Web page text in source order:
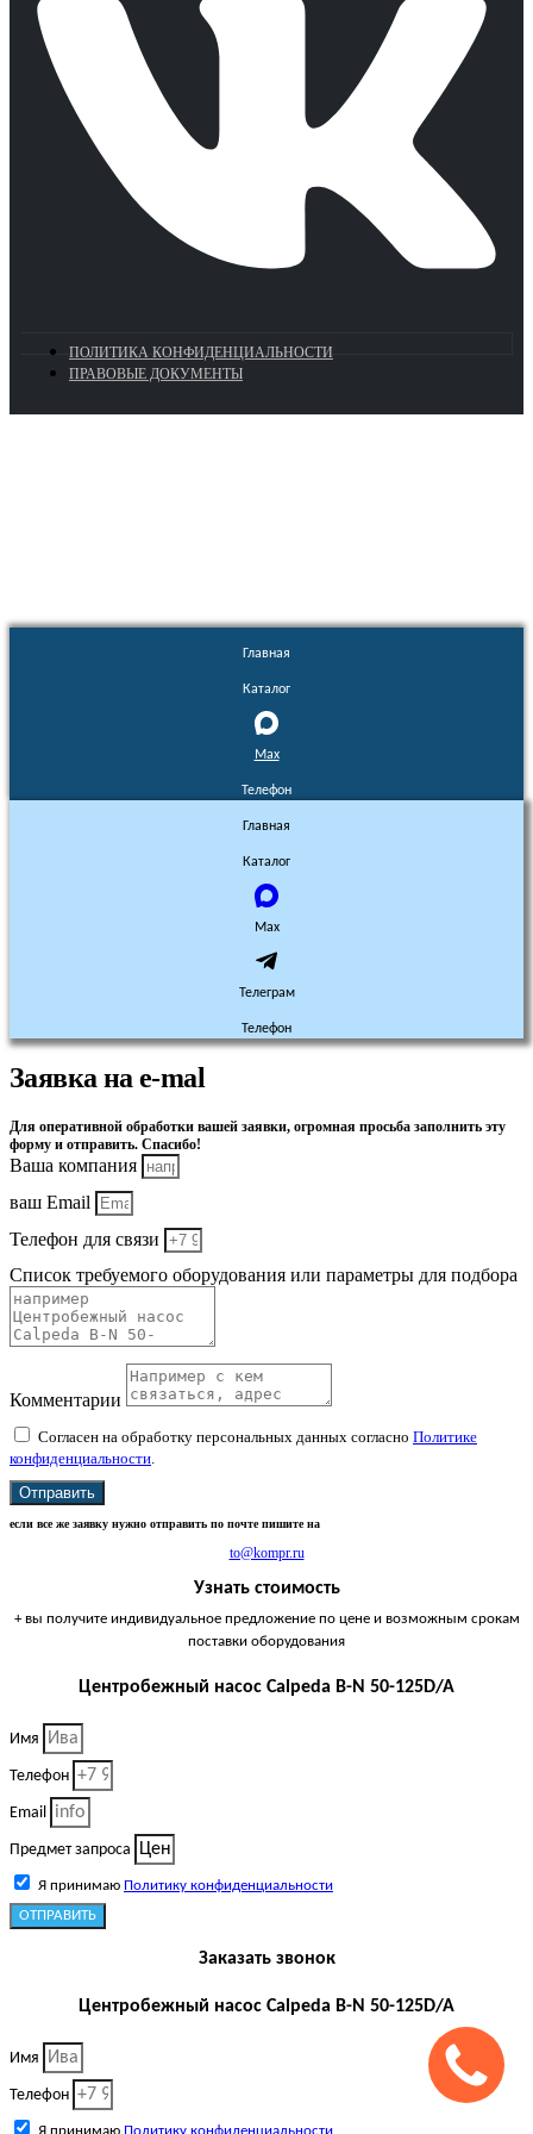
ПОЛИТИКА КОНФИДЕНЦИАЛЬНОСТИ
ПРАВОВЫЕ ДОКУМЕНТЫ
Главная
Каталог
Max
Телефон
Главная
Каталог
Max
Телеграм
Телефон
Заявка на e-mal
Для оперативной обработки вашей заявки, огромная просьба заполнить эту
форму и отправить. Спасибо!
Ваша компания
ваш Email
Телефон для связи
Список требуемого оборудования или параметры для подбора
Комментарии
Согласен на обработку персональных данных согласно Политике
конфиденциальности.
Отправить
если все же заявку нужно отправить по почте пишите на
to@kompr.ru
Узнать стоимость
+ вы получите индивидуальное предложение по цене и возможным срокам
поставки оборудования
Центробежный насос Calpeda B-N 50-125D/A
Имя
Телефон
Email
Предмет запроса
Я принимаю Политику конфиденциальности
ОТПРАВИТЬ
Заказать звонок
Центробежный насос Calpeda B-N 50-125D/A
Имя
Телефон